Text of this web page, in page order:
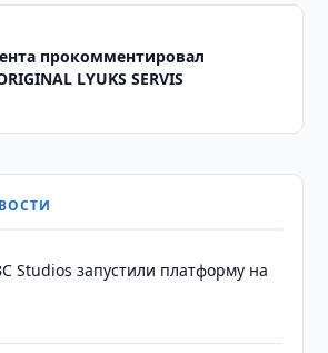
прокомментировал
LYUKS SERVIS
Studios запустили платформу на